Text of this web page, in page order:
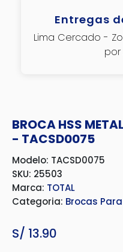
Entregas
Lima Cercado -
por
BROCA HSS
- TACSD0075
Modelo: TACSD0075
SKU: 25503
Marca: TOTAL
Categoria: Brocas
S/ 13.90